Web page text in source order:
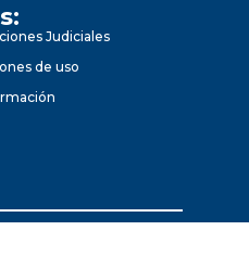
Judiciales
de uso